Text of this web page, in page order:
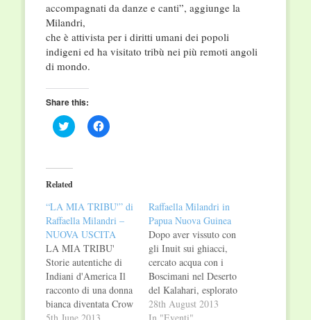
accompagnati da danze e canti”, aggiunge la
Milandri,
che è attivista per i diritti umani dei popoli
indigeni ed ha visitato tribù nei più remoti angoli
di mondo.
Share this:
Click
to
(Opens
in
new
Click
to
Related
“LA MIA TRIBU'” di
Raffaella Milandri –
NUOVA USCITA
LA MIA TRIBU'
Storie autentiche di
Indiani d'America Il
racconto di una donna
bianca diventata Crow
Raffaella Milandri in
Papua Nuova Guinea
Dopo aver vissuto con
gli Inuit sui ghiacci,
cercato acqua con i
Boscimani nel Deserto
del Kalahari, esplorato
la foresta pluviale con
28th August 2013